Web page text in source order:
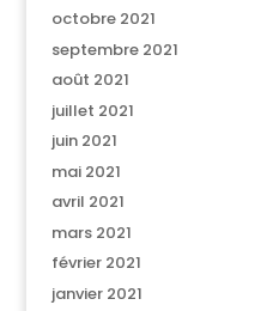
octobre 2021
septembre 2021
août 2021
juillet 2021
juin 2021
mai 2021
avril 2021
mars 2021
février 2021
janvier 2021